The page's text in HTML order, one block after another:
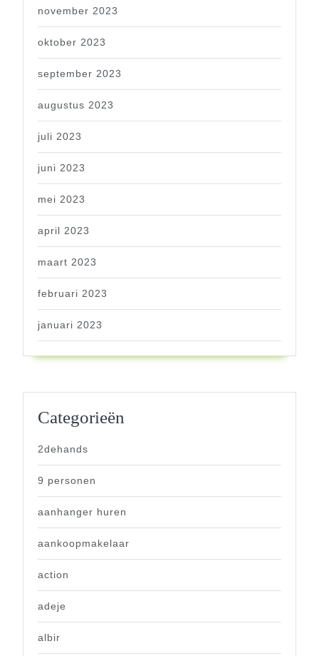
november 2023
oktober 2023
september 2023
augustus 2023
juli 2023
juni 2023
mei 2023
april 2023
maart 2023
februari 2023
januari 2023
Categorieën
2dehands
9 personen
aanhanger huren
aankoopmakelaar
action
adeje
albir